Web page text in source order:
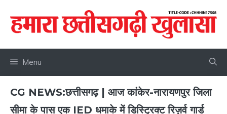
content
Menu
CG NEWS:छत्तीसगढ़ | आज कांकेर-नारायणपुर जिला
सीमा के पास एक IED धमाके में डिस्ट्रिक्ट रिज़र्व गार्ड